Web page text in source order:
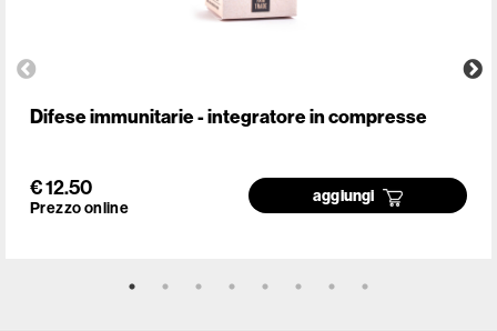
Difese immunitarie - integratore in compresse
€ 12.50
Prezzo online
aggiungi